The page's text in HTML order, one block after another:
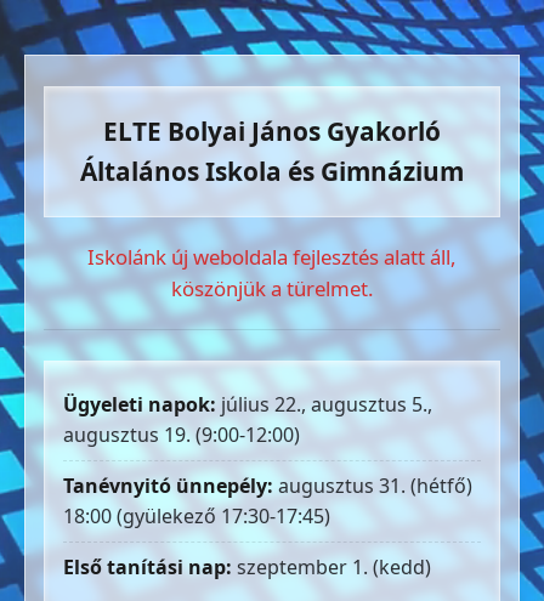
ELTE Bolyai János Gyakorló
Általános Iskola és Gimnázium
Iskolánk új weboldala fejlesztés alatt áll,
köszönjük a türelmet.
Ügyeleti napok: július 22., augusztus 5.,
augusztus 19. (9:00-12:00)
Tanévnyitó ünnepély: augusztus 31. (hétfő)
18:00 (gyülekező 17:30-17:45)
Első tanítási nap: szeptember 1. (kedd)